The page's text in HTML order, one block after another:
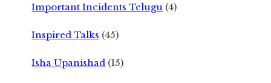
Important Incidents Telugu (4)
Inspired Talks (45)
Isha Upanishad (15)